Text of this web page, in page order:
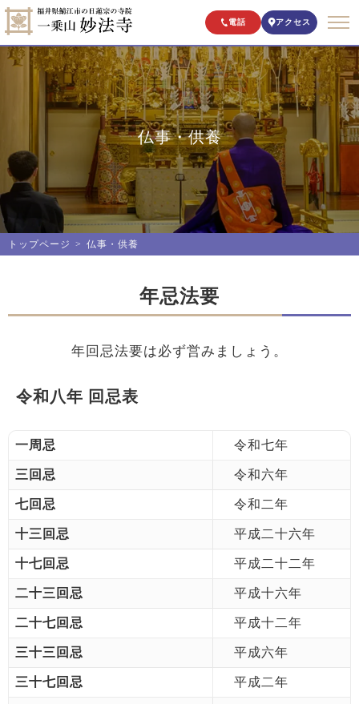
電話 アクセス
仏事・供養
トップページ 仏事・供養
年忌法要
年回忌法要は必ず営みましょう。
令和八年 回忌表
一周忌 令和七年
三回忌 令和六年
七回忌 令和二年
十三回忌 平成二十六年
十七回忌 平成二十二年
二十三回忌 平成十六年
二十七回忌 平成十二年
三十三回忌 平成六年
三十七回忌 平成二年